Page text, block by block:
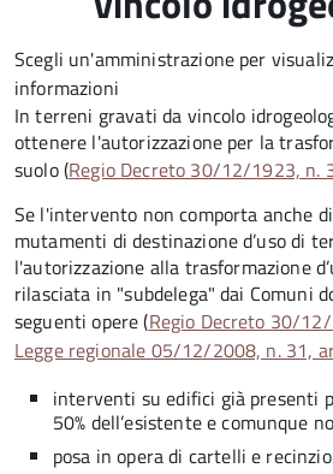
Scegli un'amministrazione per
informazioni
In terreni gravati da vincolo
ottenere l'autorizzazione per la
suolo (Regio Decreto 30/12/1923, n.
Se l'intervento non comporta anche
mutamenti di destinazione d’uso di
l'autorizzazione alla trasformazione
rilasciata in "subdelega" dai Comuni
seguenti opere (Regio Decreto 30/
Legge regionale 05/12/2008, n. 31,
interventi su edifici già presenti
50% dell’esistente e comunque
posa in opera di cartelli e